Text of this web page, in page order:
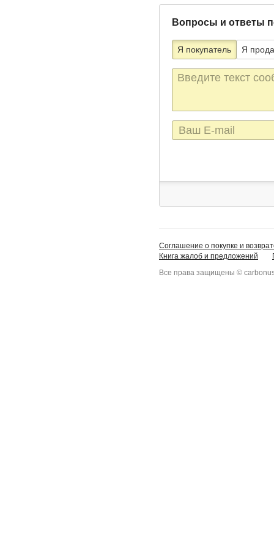
Вопросы и ответы
Я покупатель Я
Текст
сообщения
E-
mail
Соглашение о покупке и
Книга жалоб и предложений
Все права защищены ©